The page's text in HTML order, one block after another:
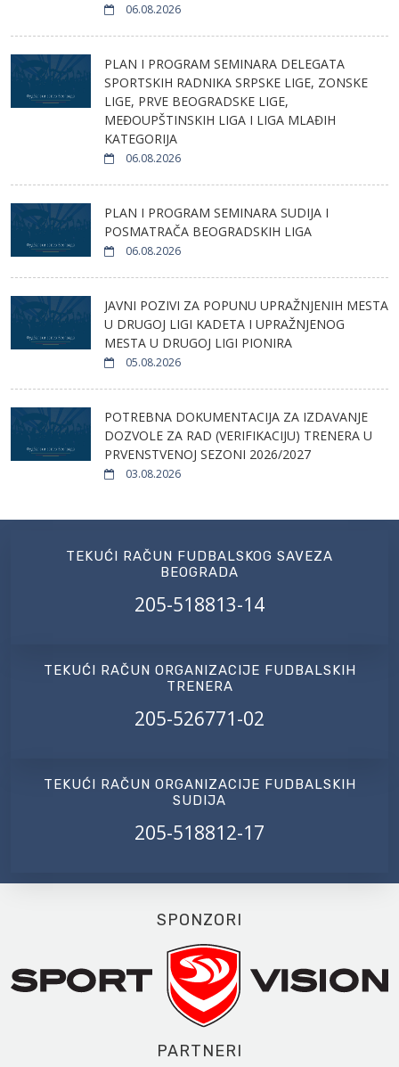
06.08.2026
PLAN I PROGRAM SEMINARA DELEGATA
SPORTSKIH RADNIKA SRPSKE LIGE, ZONSKE
LIGE, PRVE BEOGRADSKE LIGE,
MEĐOUPŠTINSKIH LIGA I LIGA MLAĐIH
KATEGORIJA
06.08.2026
PLAN I PROGRAM SEMINARA SUDIJA I
POSMATRAČA BEOGRADSKIH LIGA
06.08.2026
JAVNI POZIVI ZA POPUNU UPRAŽNJENIH MESTA
U DRUGOJ LIGI KADETA I UPRAŽNJENOG
MESTA U DRUGOJ LIGI PIONIRA
05.08.2026
POTREBNA DOKUMENTACIJA ZA IZDAVANJE
DOZVOLE ZA RAD (VERIFIKACIJU) TRENERA U
PRVENSTVENOJ SEZONI 2026/2027
03.08.2026
TEKUĆI RAČUN FUDBALSKOG SAVEZA
BEOGRADA
205-518813-14
TEKUĆI RAČUN ORGANIZACIJE FUDBALSKIH
TRENERA
205-526771-02
TEKUĆI RAČUN ORGANIZACIJE FUDBALSKIH
SUDIJA
205-518812-17
SPONZORI
PARTNERI